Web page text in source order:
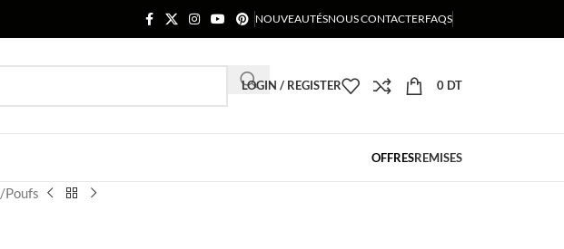
NOUVEAUTÉSNOUS CONTACTERFAQS
LOGIN / REGISTER 0 DT
OFFRESREMISES
Poufs